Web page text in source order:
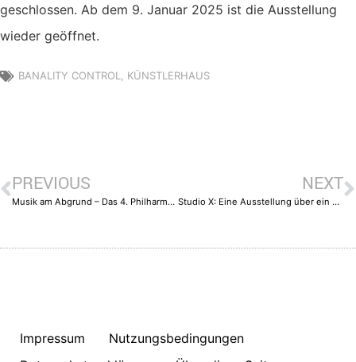
geschlossen. Ab dem 9. Januar 2025 ist die Ausstellung
wieder geöffnet.
BANALITY CONTROL KÜNSTLERHAUS
PREVIOUS
Musik am Abgrund – Das 4. Philharmonische Konzert der Dortmunder Philharmoniker
NEXT
Studio X: Eine Ausstellung über ein besonderes Kino
Impressum
Nutzungsbedingungen